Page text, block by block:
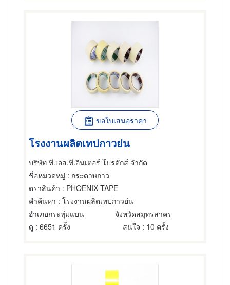
ขอใบเสนอราคา
โรงงานผลิตเทปกาวย่น
บริษัท ที.เอส.ที.อินเตอร์ โปรดักส์ จำกัด
ชื่อหมวดหมู่ : กระดาษกาว
ตราสินค้า : PHOENIX TAPE
คำค้นหา : โรงงานผลิตเทปกาวย่น
อำเภอกระทุ่มแบน
จังหวัดสมุทรสาคร
ดู : 6651 ครั้ง สนใจ : 10 ครั้ง